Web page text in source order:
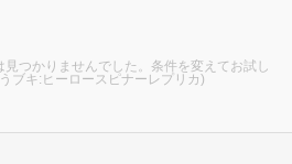
つかりませんでした。条件を変えてお試し
ブキ:ヒーロースピナーレプリカ)